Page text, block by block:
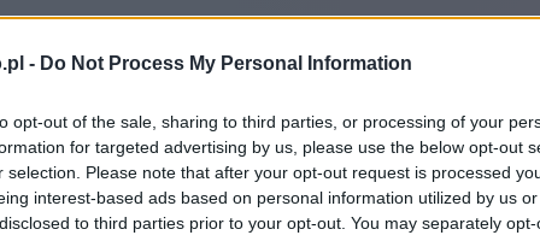
- Do Not Process My Personal Information
opt-out of the sale, sharing to third parties, or processing of your
for targeted advertising by us, please use the below opt-out
selection. Please note that after your opt-out request is processed
interest-based ads based on personal information utilized by us
to third parties prior to your opt-out. You may separately
oraz film, na którym prezentowany jest
niż tegoroczne flagowce Samsunga,